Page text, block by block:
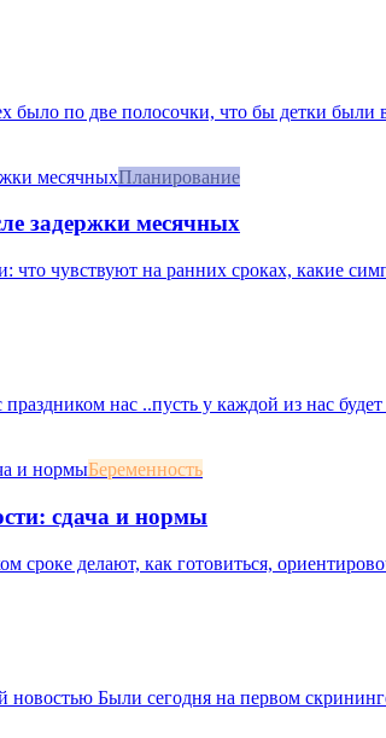
было по две полосочки, что бы детки
Планирование
задержки месячных
что чувствуют на ранних сроках, какие
нас ..пусть у каждой из нас
Беременность
сдача и нормы
сроке делают, как готовиться,
новостью Были сегодня на первом